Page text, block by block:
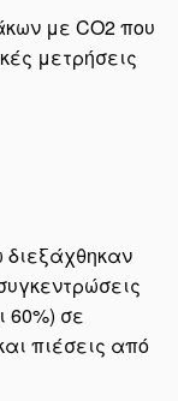
με CO2 που
μετρήσεις
60%) σε
πιέσεις από